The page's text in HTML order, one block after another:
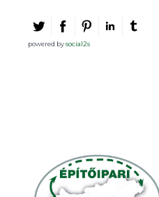
powered bysocial2s